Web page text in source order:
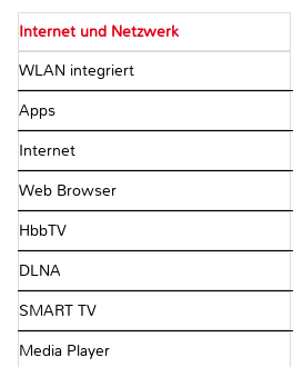
Internet und Netzwerk
WLAN integriert
Apps
Internet
Web Browser
HbbTV
DLNA
SMART TV
Media Player